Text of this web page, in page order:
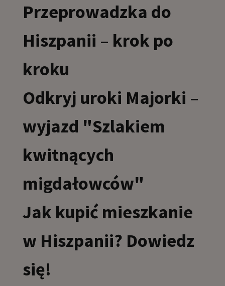
Przeprowadzka do
Hiszpanii – krok po
kroku
Odkryj uroki Majorki –
wyjazd "Szlakiem
kwitnących
migdałowców"
Jak kupić mieszkanie
w Hiszpanii? Dowiedz
się!